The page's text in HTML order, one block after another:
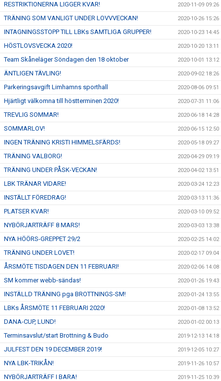
RESTRIKTIONERNA LIGGER KVAR! 2020-11-09 09:26
TRÄNING SOM VANLIGT UNDER LOVVVECKAN! 2020-10-26 15:26
INTAGNINGSSTOPP TILL LBKs SAMTLIGA GRUPPER! 2020-10-23 14:45
HÖSTLOVSVECKA 2020! 2020-10-20 13:11
Team Skåneläger Söndagen den 18 oktober 2020-10-01 13:12
ÄNTLIGEN TÄVLING! 2020-09-02 18:26
Parkeringsavgift Limhamns sporthall 2020-08-06 09:51
Hjärtligt välkomna till höstterminen 2020! 2020-07-31 11:06
TREVLIG SOMMAR! 2020-06-18 14:28
SOMMARLOV! 2020-06-15 12:50
INGEN TRÄNING KRISTI HIMMELSFÄRDS! 2020-05-18 09:27
TRÄNING VALBORG! 2020-04-29 09:19
TRÄNING UNDER PÅSK-VECKAN! 2020-04-02 13:51
LBK TRÄNAR VIDARE! 2020-03-24 12:23
INSTÄLLT FÖREDRAG! 2020-03-13 11:36
PLATSER KVAR! 2020-03-10 09:52
NYBÖRJARTRÄFF 8 MARS! 2020-03-03 13:38
NYA HÖÖRS-GREPPET 29/2 2020-02-25 14:02
TRÄNING UNDER LOVET! 2020-02-17 09:04
ÅRSMÖTE TISDAGEN DEN 11 FEBRUARI! 2020-02-06 14:08
SM kommer webb-sändas! 2020-01-26 19:43
INSTÄLLD TRÄNING pga BROTTNINGS-SM! 2020-01-24 13:55
LBKs ÅRSMÖTE 11 FEBRUARI 2020! 2020-01-08 13:52
DANA-CUP, LUND! 2020-01-02 00:13
Terminsavslut/start Brottning & Budo 2019-12-13 14:18
JULFEST DEN 19 DECEMBER 2019! 2019-12-05 10:27
NYA LBK-TRIKÅN! 2019-11-26 10:57
NYBÖRJARTRÄFF I BARA! 2019-11-25 10:39